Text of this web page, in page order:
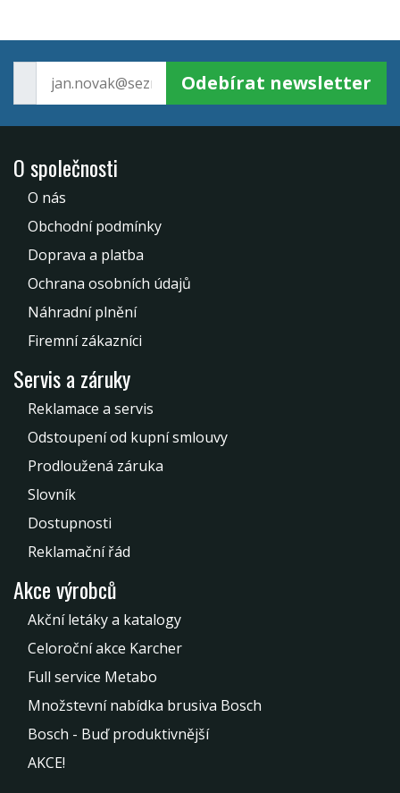
Odebírat newsletter
O společnosti
O nás
Obchodní podmínky
Doprava a platba
Ochrana osobních údajů
Náhradní plnění
Firemní zákazníci
Servis a záruky
Reklamace a servis
Odstoupení od kupní smlouvy
Prodloužená záruka
Slovník
Dostupnosti
Reklamační řád
Akce výrobců
Akční letáky a katalogy
Celoroční akce Karcher
Full service Metabo
Množstevní nabídka brusiva Bosch
Bosch - Buď produktivnější
AKCE!